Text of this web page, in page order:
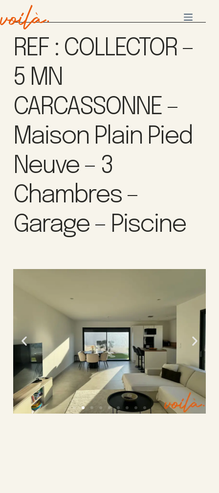
REF : COLLECTOR –
5 MN
CARCASSONNE –
Maison Plain Pied
Neuve – 3
Chambres –
Garage – Piscine